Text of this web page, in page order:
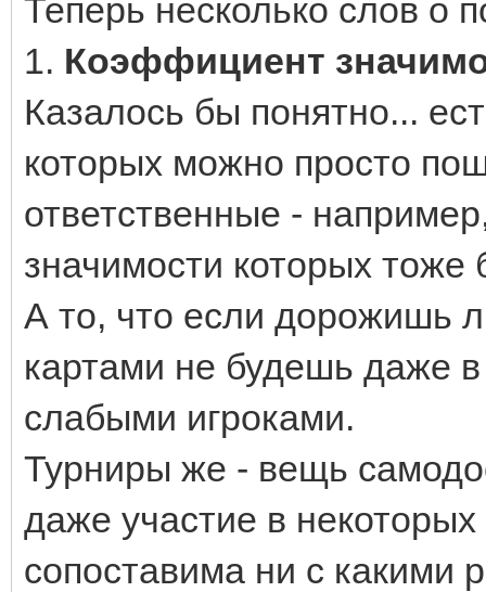
Теперь несколько слов о
1. Коэффициент
Казалось бы понятно...
которых можно просто
ответственные -
значимости которых
А то, что если дорожишь
картами не будешь даже
слабыми игроками.
Турниры же - вещь
даже участие в
сопоставима ни с какими